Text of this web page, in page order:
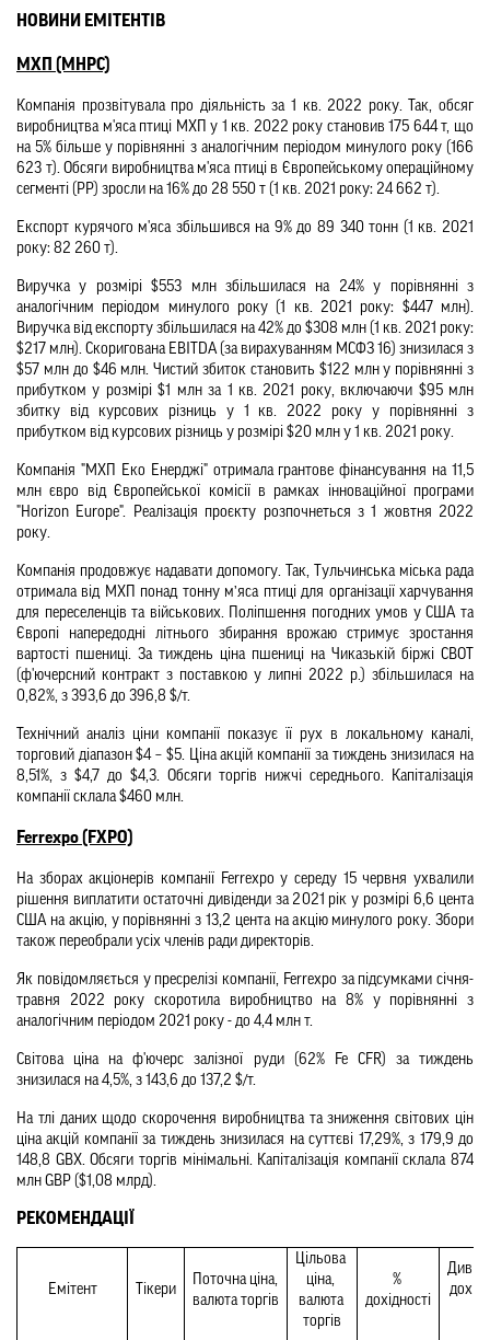
НОВИНИ ЕМІТЕНТІВ
МХП (MHPC)
Компанія прозвітувала про діяльність за 1 кв. 2022 року. Так, обсяг
виробництва м'яса птиці МХП у 1 кв. 2022 року становив 175 644 т, що
на 5% більше у порівнянні з аналогічним періодом минулого року (166
623 т). Обсяги виробництва м'яса птиці в Європейському операційному
сегменті (PP) зросли на 16% до 28 550 т (1 кв. 2021 року: 24 662 т).
Експорт курячого м'яса збільшився на 9% до 89 340 тонн (1 кв. 2021
року: 82 260 т).
Виручка у розмірі $553 млн збільшилася на 24% у порівнянні з
аналогічним періодом минулого року (1 кв. 2021 року: $447 млн).
Виручка від експорту збільшилася на 42% до $308 млн (1 кв. 2021 року:
$217 млн). Скоригована EBITDA (за вирахуванням МСФЗ 16) знизилася з
$57 млн до $46 млн. Чистий збиток становить $122 млн у порівнянні з
прибутком у розмірі $1 млн за 1 кв. 2021 року, включаючи $95 млн
збитку від курсових різниць у 1 кв. 2022 року у порівнянні з
прибутком від курсових різниць у розмірі $20 млн у 1 кв. 2021 року.
Компанія "МХП Еко Енерджі" отримала грантове фінансування на 11,5
млн євро від Європейської комісії в рамках інноваційної програми
"Horizon Europe". Реалізація проєкту розпочнеться з 1 жовтня 2022
року.
Компанія продовжує надавати допомогу. Так, Тульчинська міська рада
отримала від МХП понад тонну м’яса птиці для організації харчування
для переселенців та військових. Поліпшення погодних умов у США та
Європі напередодні літнього збирання врожаю стримує зростання
вартості пшениці. За тиждень ціна пшениці на Чиказькій біржі СВОТ
(ф'ючерсний контракт з поставкою у липні 2022 р.) збільшилася на
0,82%, з 393,6 до 396,8 $/т.
Технічний аналіз ціни компанії показує її рух в локальному каналі,
торговий діапазон $4 – $5. Ціна акцій компанії за тиждень знизилася на
8,51%, з $4,7 до $4,3. Обсяги торгів нижчі середнього. Капіталізація
компанії склала $460 млн.
Ferrexpo (FXPO)
На зборах акціонерів компанії Ferrexpo у середу 15 червня ухвалили
рішення виплатити остаточні дивіденди за 2021 рік у розмірі 6,6 цента
США на акцію, у порівнянні з 13,2 цента на акцію минулого року. Збори
також переобрали усіх членів ради директорів.
Як повідомляється у пресрелізі компанії, Ferrexpo за підсумками січня-
травня 2022 року скоротила виробництво на 8% у порівнянні з
аналогічним періодом 2021 року - до 4,4 млн т.
Світова ціна на ф'ючерс залізної руди (62% Fe CFR) за тиждень
знизилася на 4,5%, з 143,6 до 137,2 $/т.
На тлі даних щодо скорочення виробництва та зниження світових цін
ціна акцій компанії за тиждень знизилася на суттєві 17,29%, з 179,9 до
148,8 GBX. Обсяги торгів мінімальні. Капіталізація компанії склала 874
млн GBP ($1,08 млрд).
РЕКОМЕНДАЦІЇ
Емітент Тікери
Поточна ціна,
валюта торгів
Цільова
ціна,
валюта
торгів
%
дохідності